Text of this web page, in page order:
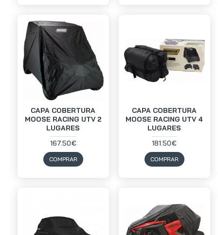
CAPA COBERTURA
MOOSE RACING UTV 2
LUGARES
167.50€
COMPRAR
CAPA COBERTURA
MOOSE RACING UTV 4
LUGARES
181.50€
COMPRAR